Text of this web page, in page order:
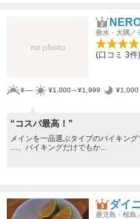
垂水・大隅／
(口コミ 3件)
¥---- ¥1,000～¥1,999 ¥1,000
“コスパ最高！”
メインを一品選ぶタイプのバイキン
…、バイキングだけでもか...
ダイ
鹿児島・桜島